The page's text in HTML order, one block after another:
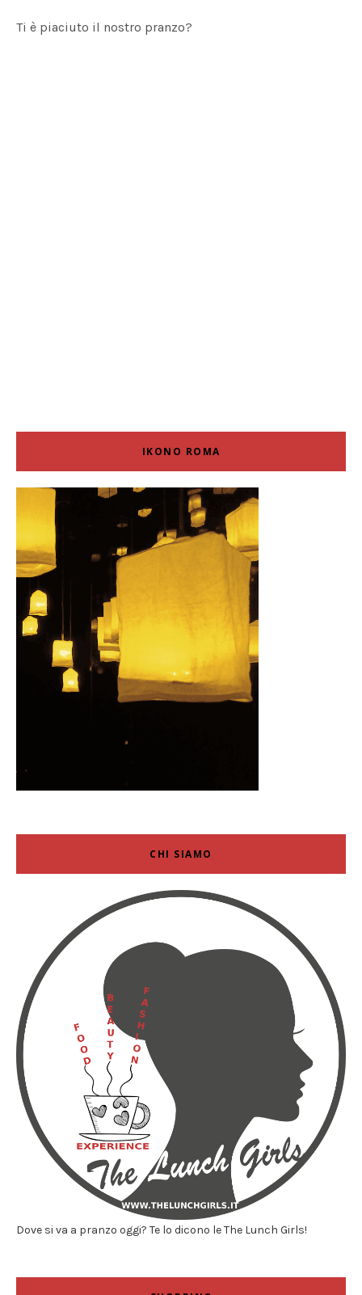
Ti è piaciuto il nostro pranzo?
IKONO ROMA
CHI SIAMO
Dove si va a pranzo oggi? Te lo dicono le The Lunch Girls!